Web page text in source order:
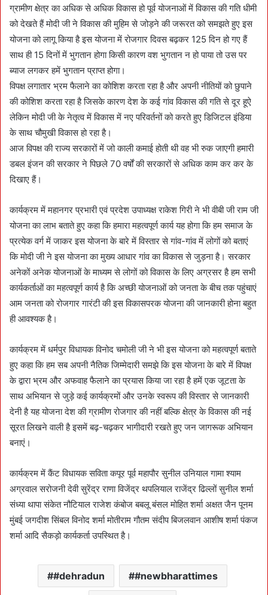
ग्रामीण क्षेत्र का अधिक से अधिक विकास हो पूर्व योजनाओं में विकास की गति धीमी
को देखते हैं मोदी जी ने विकास की मुहिम से जोड़ने की जरूरत को समझते हुए इस
योजना को लागू किया है इस योजना में रोजगार दिवस बढ़कर 125 दिन हो गए हैं
साथ ही 15 दिनों में भुगतान होगा किसी कारण वश भुगतान न हो पाया तो उस पर
ब्याज लगकर हमें भुगतान प्राप्त होगा।
विपक्ष लगातार भ्रम फैलाने का कोशिश करता रहा है और अपनी नीतियों को छुपाने
की कोशिश करता रहा है जिसके कारण देश के कई गांव विकास की गति से दूर हूऐ
लेकिन मोदी जी के नेतृत्व में विकास में नए परिवर्तनों को करते हुए डिजिटल इंडिया
के साथ चौमुखी विकास हो रहा है।
आज विपक्ष की राज्य सरकारों में जो काली कमाई होती थी वह भी रुक जाएगी हमारी
डबल इंजन की सरकार ने पिछले 70 वर्षों की सरकारों से अधिक काम कर कर के
दिखाए हैं।
कार्यक्रम में महानगर प्रभारी एवं प्रदेश उपाध्यक्ष राकेश गिरी ने भी वीबी जी राम जी
योजना का लाभ बताते हुए कहा कि हमारा महत्वपूर्ण कार्य यह होगा कि हम समाज के
प्रत्येक वर्ग में जाकर इस योजना के बारे में विस्तार से गांव-गांव में लोगों को बताएं
कि मोदी जी ने इस योजना का मुख्य आधार गांव का विकास से जुड़ना है। सरकार
अनेकों अनेक योजनाओं के माध्यम से लोगों को विकास के लिए अग्रसर है हम सभी
कार्यकर्ताओं का महत्वपूर्ण कार्य है कि अच्छी योजनाओं को जनता के बीच तक पहुंचाएं
आम जनता को रोजगार गारंटी की इस विकासपरक योजना की जानकारी होना बहुत
ही आवश्यक है।
कार्यक्रम में धर्मपुर विधायक विनोद चमोली जी ने भी इस योजना को महत्वपूर्ण बताते
हुए कहा कि हम सब अपनी नैतिक जिम्मेदारी समझे कि इस योजना के बारे में विपक्ष
के द्वारा भ्रम और अफवाह फैलाने का प्रयास किया जा रहा है हमें एक जूटता के
साथ अभियान से जुड़े कई कार्यक्रमों और उनके स्वरूप की विस्तार से जानकारी
देनी है यह योजना देश की ग्रामीण रोजगार की नहीं बल्कि क्षेत्र के विकास की नई
सूरत लिखने वाली है इसमें बढ़-चढ़कर भागीदारी रखते हुए जन जागरूक अभियान
बनाएं।
कार्यक्रम में कैंट विधायक सविता कपूर पूर्व महापौर सुनील उनियाल गामा श्याम
अग्रवाल सरोजनी देवी सुरेंद्र राणा विजेंद्र थपलियाल राजेंद्र ढिल्लों सुनील शर्मा
संध्या थापा संकेत नौटियाल राजेश कंबोज बबलू बंसल मोहित शर्मा अक्षत जैन पूनम
मुंबई जगदीश सिंबल विनोद शर्मा मोतीराम गौतम संदीप बिजलवान आशीष शर्मा पंकज
शर्मा आदि सैकड़ो कार्यकर्ता उपस्थित है।
#dehradun #newbharattimes